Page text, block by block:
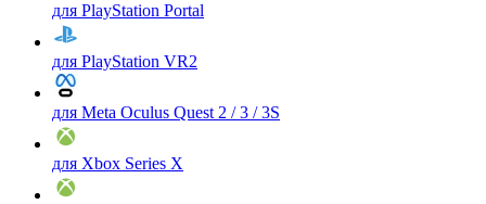
для PlayStation Portal
для PlayStation VR2
для Meta Oculus Quest 2 / 3 / 3S
для Xbox Series X